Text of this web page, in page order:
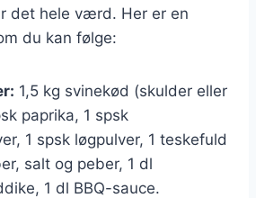
det hele værd. Her er en
du kan følge:
1,5 kg svinekød (skulder eller
paprika, 1 spsk
1 spsk løgpulver, 1 teskefuld
salt og peber, 1 dl
1 dl BBQ-sauce.